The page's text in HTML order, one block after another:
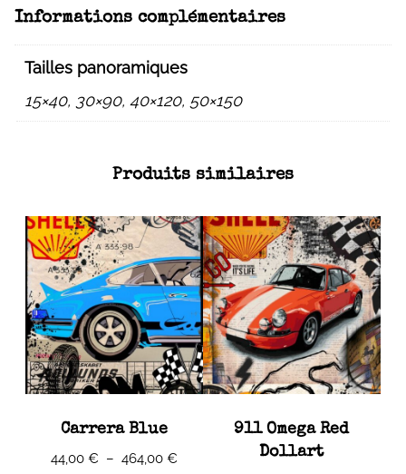
Informations complémentaires
Tailles panoramiques
15×40, 30×90, 40×120, 50×150
Produits similaires
Carrera Blue
44,00€ – 464,00€
911 Omega Red
Dollart